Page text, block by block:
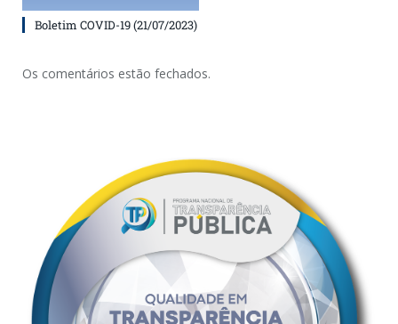
Boletim COVID-19 (21/07/2023)
Os comentários estão fechados.